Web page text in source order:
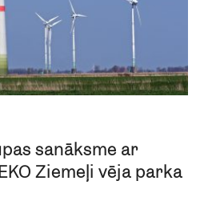
sanāksme ar
Ziemeļi vēja parka